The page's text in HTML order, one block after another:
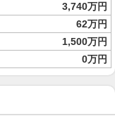
3,740万円
62万円
1,500万円
0万円